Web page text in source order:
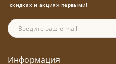
скидках и акциях первыми!
Информация